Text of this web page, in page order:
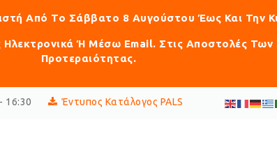
Από Το Σάββατο 8 Αυγούστου Έως Και Την
Ή Μέσω Email. Στις Αποστολές Των
Προτεραιότητας.
16:30 Έντυπος Κατάλογος PALS